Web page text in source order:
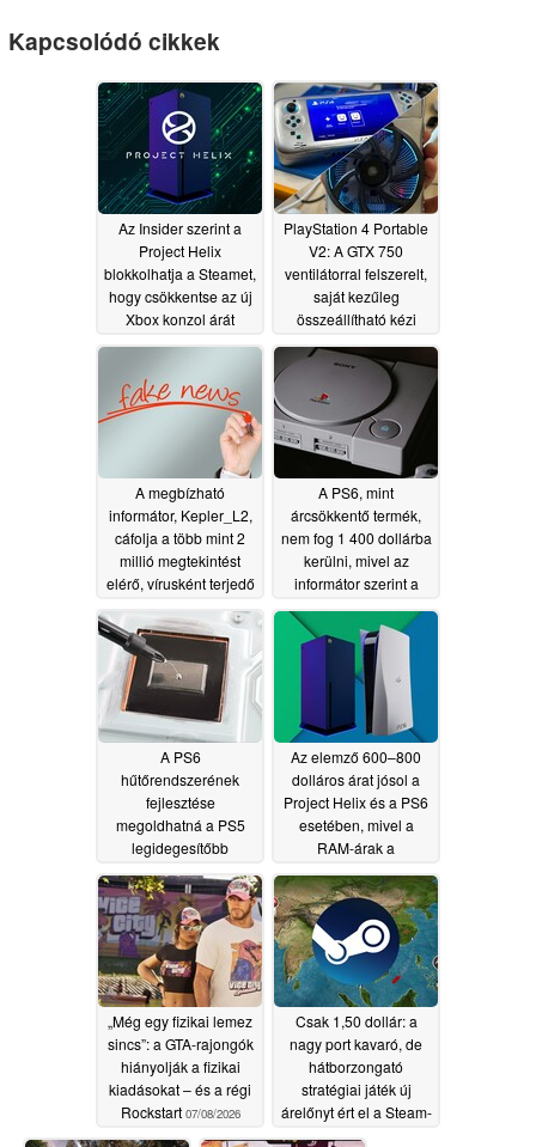
Kapcsolódó cikkek
Az Insider szerint a
Project Helix
blokkolhatja a Steamet,
hogy csökkentse az új
Xbox konzol árát
07/29/2026
PlayStation 4 Portable
V2: A GTX 750
ventilátorral felszerelt,
saját kezűleg
összeállítható kézi
konzol most még
kompaktabb07/21/2026
A megbízható
informátor, Kepler_L2,
cáfolja a több mint 2
millió megtekintést
elérő, vírusként terjedő
Xbox Project Helix-
pletykát.07/19/2026
A PS6, mint
árcsökkentő termék,
nem fog 1 400 dollárba
kerülni, mivel az
informátor szerint a
Sony konzoljának
kialakítása hozzájárul
majd az ár alacsony
szinten tartásához
07/17/2026
A PS6
hűtőrendszerének
fejlesztése
megoldhatná a PS5
legidegesítőbb
problémáját07/15/2026
Az elemző 600–800
dolláros árat jósol a
Project Helix és a PS6
esetében, mivel a
RAM-árak a
megjelenés előtt
csökkennek07/14/2026
„Még egy fizikai lemez
sincs”: a GTA-rajongók
hiányolják a fizikai
kiadásokat – és a régi
Rockstart 07/08/2026
Csak 1,50 dollár: a
nagy port kavaró, de
hátborzongató
stratégiai játék új
árelőnyt ért el a Steam-
en07/08/2026